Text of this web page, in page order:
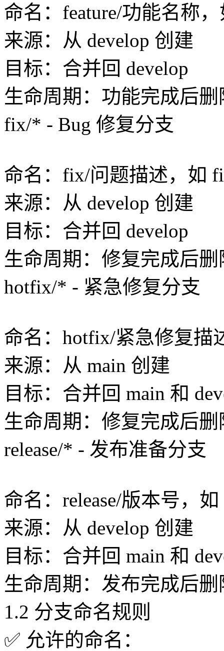
命名：feature/功能名称，
来源：从 develop 创建
目标：合并回 develop
生命周期：功能完成后删
fix/* - Bug 修复分支
命名：fix/问题描述，如
来源：从 develop 创建
目标：合并回 develop
生命周期：修复完成后删
hotfix/* - 紧急修复分支
命名：hotfix/紧急修复描
来源：从 main 创建
目标：合并回 main 和
生命周期：修复完成后删
release/* - 发布准备分支
命名：release/版本号，如
来源：从 develop 创建
目标：合并回 main 和
生命周期：发布完成后删
1.2 分支命名规则
✅ 允许的命名：